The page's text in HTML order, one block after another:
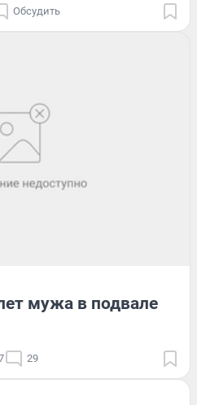
Обсудить
мужа в подвале
29